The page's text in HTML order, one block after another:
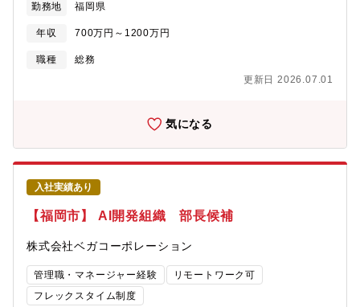
フローや組織改定など、各部署と連携しながら、収益・経常利益
の引き上げへのアクションも一緒に推進いただきます。【具体的
には】・総務法務部のメンバーマネジメント・法務相談や総務関
連業務（ファシリティ/オフィス管理/資産・備品管理/BCP関連）
議論・株主総会、取締役会の取り仕切り【募集背景】取締役が現
の募集【組織体制】総務法務部の中に総務グループと法務グルー
プの2グループがあり、それぞれ3名ずつ在籍しています。
勤務地 福岡県
年収 700万円～1200万円
職種
総務
更新日 2026.07.01
気になる
入社実績あり
【福岡市】 AI開発組織 部長候補
株式会社ベガコーポレーション
管理職・マネージャー経験
リモートワーク可
フレックスタイム制度